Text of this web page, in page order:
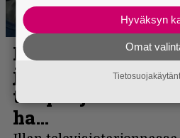
Hyväksyn
Omat